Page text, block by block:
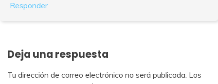
Responder
Deja una respuesta
Tu dirección de correo electrónico no será publicada. Los